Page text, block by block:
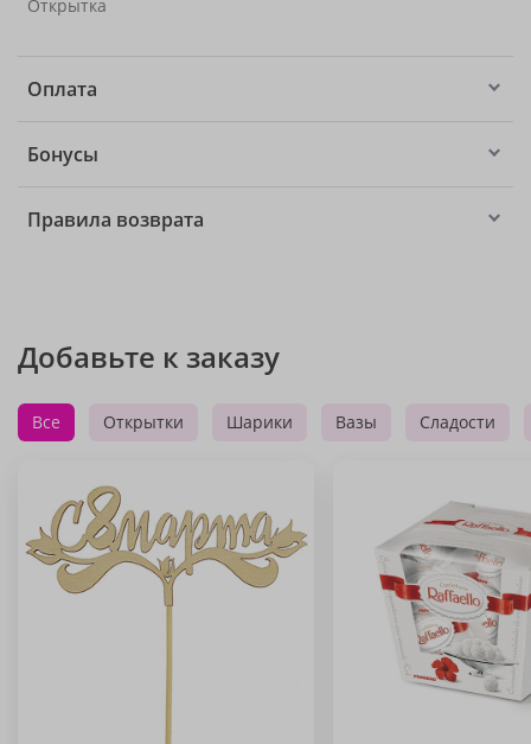
Открытка
Оплата
Бонусы
Правила возврата
Добавьте к заказу
Все Открытки Шарики Вазы Сладости